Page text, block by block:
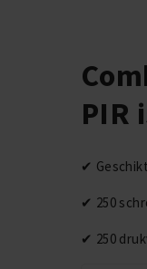
PIR
✔
✔ 250
✔ 250